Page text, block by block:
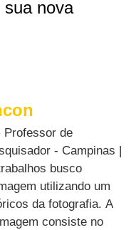
sua nova
Professor de
- Campinas |
busco
utilizando um
da fotografia. A
consiste no